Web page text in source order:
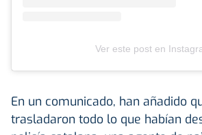
Ver este post en
En un comunicado, han añadido
trasladaron todo lo que habían